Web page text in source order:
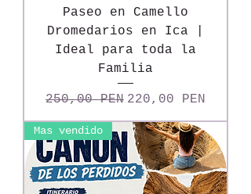
Paseo en Camello
Dromedarios en Ica |
Ideal para toda la
Familia
Precio
250,00 PEN Precio de oferta
220,00 PEN
Mas vendido